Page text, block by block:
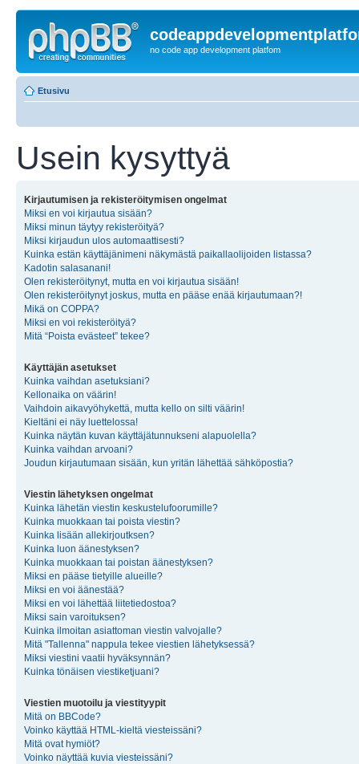
no code app development platfom
Etusivu
Usein kysyttyä
Kirjautumisen ja rekisteröitymisen ongelmat
Miksi en voi kirjautua sisään?
Miksi minun täytyy rekisteröityä?
Miksi kirjaudun ulos automaattisesti?
Kuinka estän käyttäjänimeni näkymästä paikallaolijoiden listassa?
Kadotin salasanani!
Olen rekisteröitynyt, mutta en voi kirjautua sisään!
Olen rekisteröitynyt joskus, mutta en pääse enää kirjautumaan?!
Mikä on COPPA?
Miksi en voi rekisteröityä?
Mitä “Poista evästeet” tekee?
Käyttäjän asetukset
Kuinka vaihdan asetuksiani?
Kellonaika on väärin!
Vaihdoin aikavyöhykettä, mutta kello on silti väärin!
Kieltäni ei näy luettelossa!
Kuinka näytän kuvan käyttäjätunnukseni alapuolella?
Kuinka vaihdan arvoani?
Joudun kirjautumaan sisään, kun yritän lähettää sähköpostia?
Viestin lähetyksen ongelmat
Kuinka lähetän viestin keskustelufoorumille?
Kuinka muokkaan tai poista viestin?
Kuinka lisään allekirjoutksen?
Kuinka luon äänestyksen?
Kuinka muokkaan tai poistan äänestyksen?
Miksi en pääse tietyille alueille?
Miksi en voi äänestää?
Miksi en voi lähettää liitetiedostoa?
Miksi sain varoituksen?
Kuinka ilmoitan asiattoman viestin valvojalle?
Mitä "Tallenna" nappula tekee viestien lähetyksessä?
Miksi viestini vaatii hyväksynnän?
Kuinka tönäisen viestiketjuani?
Viestien muotoilu ja viestityypit
Mitä on BBCode?
Voinko käyttää HTML-kieltä viesteissäni?
Mitä ovat hymiöt?
Voinko näyttää kuvia viesteissäni?